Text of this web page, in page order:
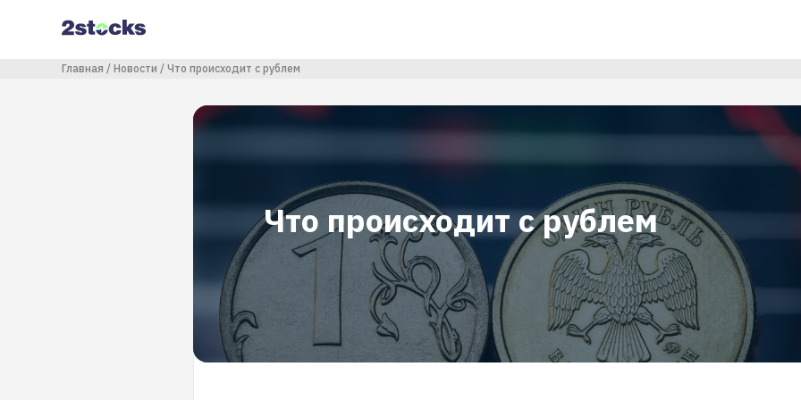
содержанию
Строка навигации
Главная Новости Что происходит с рублем
Что происходит с рублем